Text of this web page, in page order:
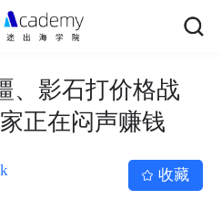
、影石打价格战
正在闷声赚钱
收藏